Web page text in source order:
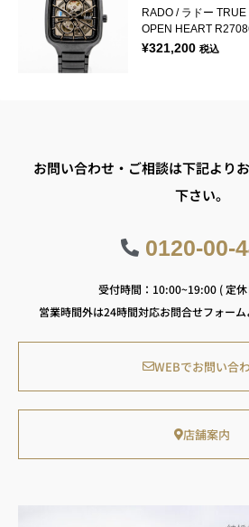
RADO / ラドー
OPEN HEART
¥321,200 税込
お問い合わせ・ご相談は下記より
下さい。
0120-00-
受付時間：10:00~19:00 ( 定
営業時間外は24時間対応お問合せフォー
WEBでお問い合
店舗案内